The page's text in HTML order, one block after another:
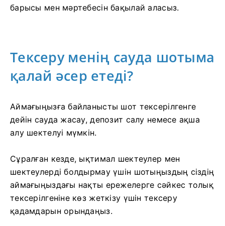
барысы мен мәртебесін бақылай аласыз.
Тексеру менің сауда шотыма
қалай әсер етеді?
Аймағыңызға байланысты шот тексерілгенге
дейін сауда жасау, депозит салу немесе ақша
алу шектелуі мүмкін.
Сұралған кезде, ықтимал шектеулер мен
шектеулерді болдырмау үшін шотыңыздың сіздің
аймағыңыздағы нақты ережелерге сәйкес толық
тексерілгеніне көз жеткізу үшін тексеру
қадамдарын орындаңыз.